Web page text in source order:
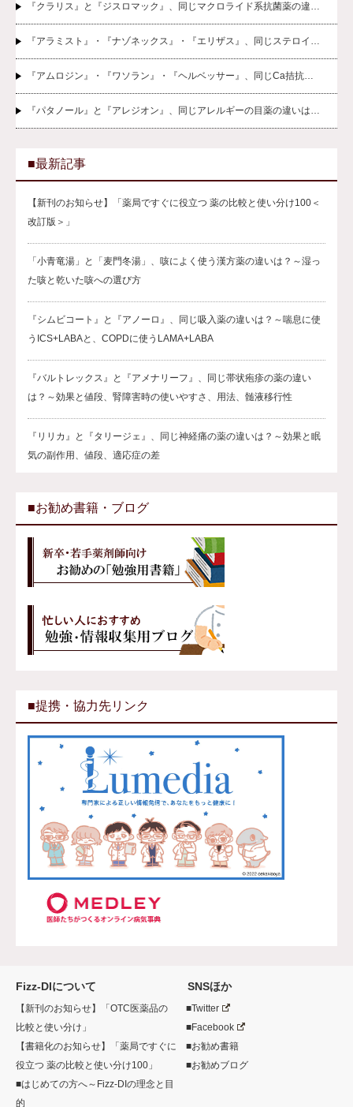
『クラリス』と『ジスロマック』、同じマクロライド系抗菌薬の違…
『アラミスト』・『ナゾネックス』・『エリザス』、同じステロイ…
『アムロジン』・『ワソラン』・『ヘルベッサー』、同じCa拮抗…
『パタノール』と『アレジオン』、同じアレルギーの目薬の違いは…
■最新記事
【新刊のお知らせ】「薬局ですぐに役立つ 薬の比較と使い分け100＜
改訂版＞」
「小青竜湯」と「麦門冬湯」、咳によく使う漢方薬の違いは？～湿っ
た咳と乾いた咳への選び方
『シムビコート』と『アノーロ』、同じ吸入薬の違いは？～喘息に使
うICS+LABAと、COPDに使うLAMA+LABA
『バルトレックス』と『アメナリーフ』、同じ帯状疱疹の薬の違い
は？～効果と値段、腎障害時の使いやすさ、用法、髄液移行性
『リリカ』と『タリージェ』、同じ神経痛の薬の違いは？～効果と眠
気の副作用、値段、適応症の差
■お勧め書籍・ブログ
■提携・協力先リンク
Fizz-DIについて
【新刊のお知らせ】「OTC医薬品の
比較と使い分け」
【書籍化のお知らせ】「薬局ですぐに
役立つ 薬の比較と使い分け100」
■はじめての方へ～Fizz-DIの理念と目
的
SNSほか
■Twitter
■Facebook
■お勧め書籍
■お勧めブログ